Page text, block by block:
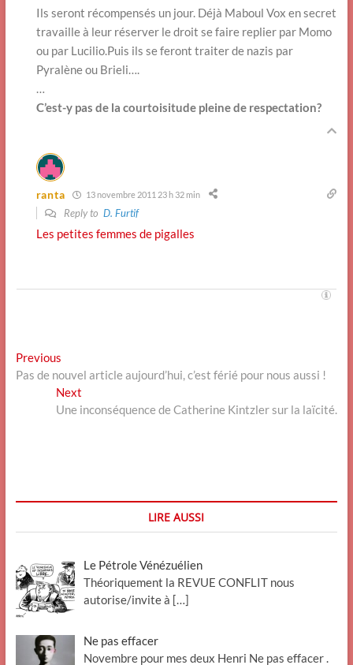
Ils seront récompensés un jour. Déjà Maboul Vox en secret
travaille à leur réserver le droit se faire replier par Momo
ou par Lucilio.Puis ils se feront traiter de nazis par
Pyralène ou Brieli….
…
C’est-y pas de la courtoisitude pleine de respectation?
ranta 13 novembre 2011 23 h 32 min
Reply to D. Furtif
Les petites femmes de pigalles
Navigation
de
l’article
PreviousPrevious
post:
Pas de nouvel article aujourd’hui, c’est férié pour nous aussi !
Next
post:
Une inconséquence de Catherine Kintzler sur la laïcité.
LIRE AUSSI
Le Pétrole Vénézuélien
Théoriquement la REVUE CONFLIT nous
autorise/invite à […]
Ne pas effacer
Novembre pour mes deux Henri Ne pas effacer .